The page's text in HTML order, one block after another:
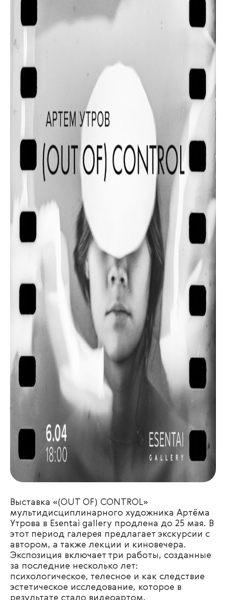
Выставка «(OUT OF) CONTROL»
мультидисциплинарного художника Артёма
Утрова в Esentai gallery продлена до 25 мая. В
этот период галерея предлагает экскурсии с
автором, а также лекции и киновечера.
Экспозиция включает три работы, созданные
за последние несколько лет:
психологическое, телесное и как следствие
эстетическое исследование, которое в
результате стало видеоартом,